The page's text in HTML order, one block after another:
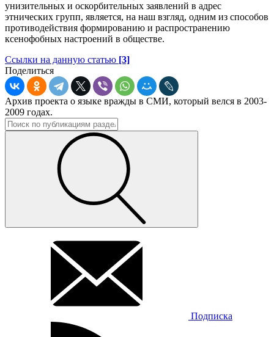
унизительных и оскорбительных заявлений в адрес
этнических групп, является, на наш взгляд, одним из способов
противодействия формированию и распространению
ксенофобных настроений в обществе.
Ссылки на данную статью [3]
Поделиться
Архив проекта о языке вражды в СМИ, который велся в 2003-
2009 годах.
Подписка